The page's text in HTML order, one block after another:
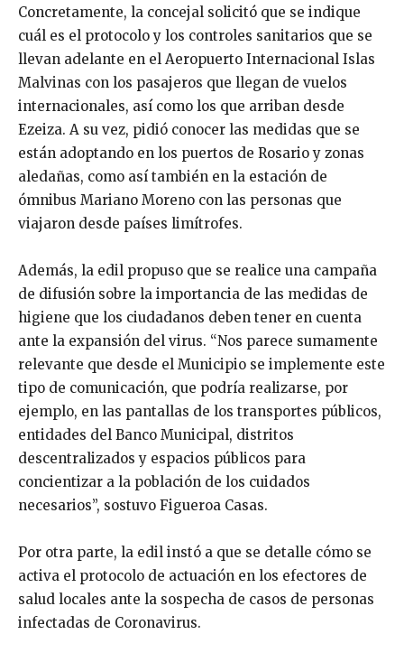
Concretamente, la concejal solicitó que se indique
cuál es el protocolo y los controles sanitarios que se
llevan adelante en el Aeropuerto Internacional Islas
Malvinas con los pasajeros que llegan de vuelos
internacionales, así como los que arriban desde
Ezeiza. A su vez, pidió conocer las medidas que se
están adoptando en los puertos de Rosario y zonas
aledañas, como así también en la estación de
ómnibus Mariano Moreno con las personas que
viajaron desde países limítrofes.
Además, la edil propuso que se realice una campaña
de difusión sobre la importancia de las medidas de
higiene que los ciudadanos deben tener en cuenta
ante la expansión del virus. “Nos parece sumamente
relevante que desde el Municipio se implemente este
tipo de comunicación, que podría realizarse, por
ejemplo, en las pantallas de los transportes públicos,
entidades del Banco Municipal, distritos
descentralizados y espacios públicos para
concientizar a la población de los cuidados
necesarios”, sostuvo Figueroa Casas.
Por otra parte, la edil instó a que se detalle cómo se
activa el protocolo de actuación en los efectores de
salud locales ante la sospecha de casos de personas
infectadas de Coronavirus.